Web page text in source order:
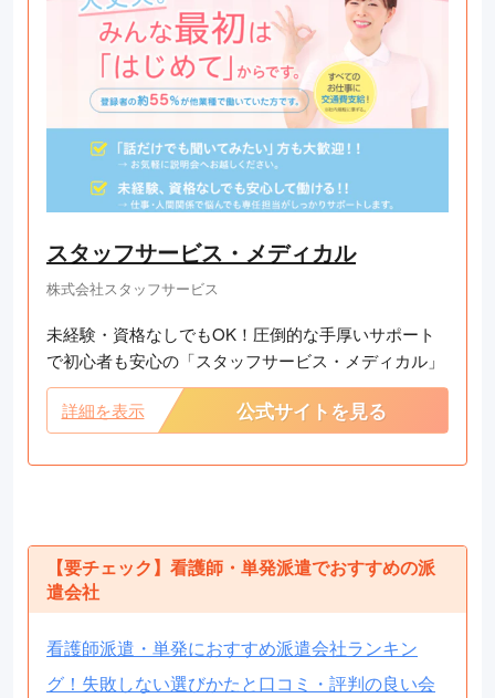
スタッフサービス・メディカル
株式会社スタッフサービス
未経験・資格なしでもOK！圧倒的な手厚いサポート
で初心者も安心の「スタッフサービス・メディカル」
詳細を表示 公式サイトを見る
【要チェック】看護師・単発派遣でおすすめの派
遣会社
看護師派遣・単発におすすめ派遣会社ランキン
グ！失敗しない選びかたと口コミ・評判の良い会